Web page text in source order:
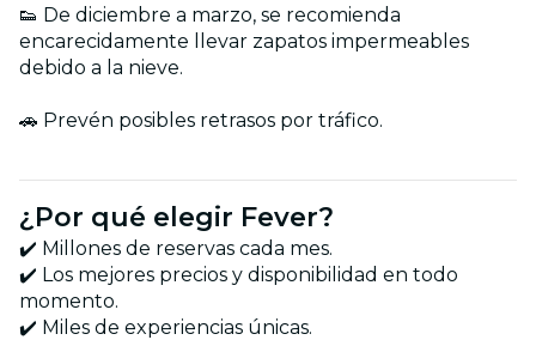
👟 De diciembre a marzo, se recomienda
encarecidamente llevar zapatos impermeables
debido a la nieve.
🚗 Prevén posibles retrasos por tráfico.
¿Por qué elegir Fever?
✔️ Millones de reservas cada mes.
✔️ Los mejores precios y disponibilidad en todo
momento.
✔️ Miles de experiencias únicas.